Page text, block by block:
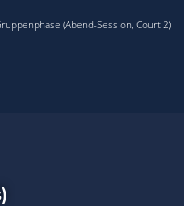
(Abend-Session, Court 2)